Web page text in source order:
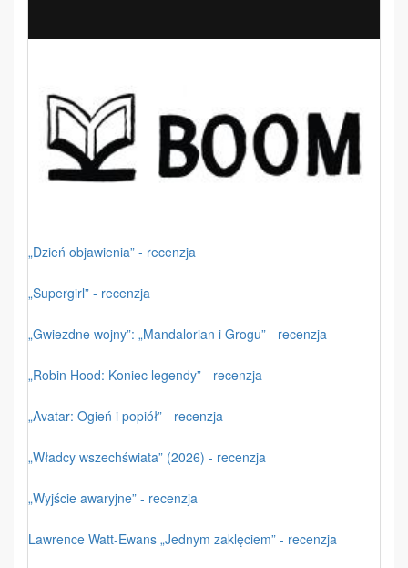
„Dzień objawienia” - recenzja
„Supergirl” - recenzja
„Gwiezdne wojny”: „Mandalorian i Grogu” - recenzja
„Robin Hood: Koniec legendy” - recenzja
„Avatar: Ogień i popiół” - recenzja
„Władcy wszechświata” (2026) - recenzja
„Wyjście awaryjne” - recenzja
Lawrence Watt-Ewans „Jednym zaklęciem” - recenzja